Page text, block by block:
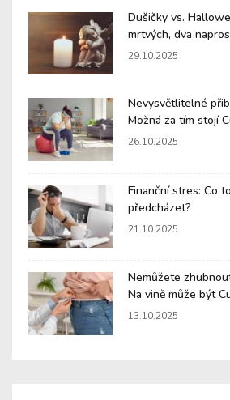
Dušičky vs.
mrtvých, dva
29.10.2025
Nevysvětlitelné
Možná za tím stojí
26.10.2025
Finanční stres: Co
předcházet?
21.10.2025
Nemůžete
Na vině může být
13.10.2025